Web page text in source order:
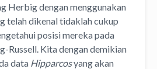
Herbig dengan menggunakan
telah dikenal tidaklah cukup
posisi mereka pada
Russell. Kita dengan demikian
data Hipparcosyang akan